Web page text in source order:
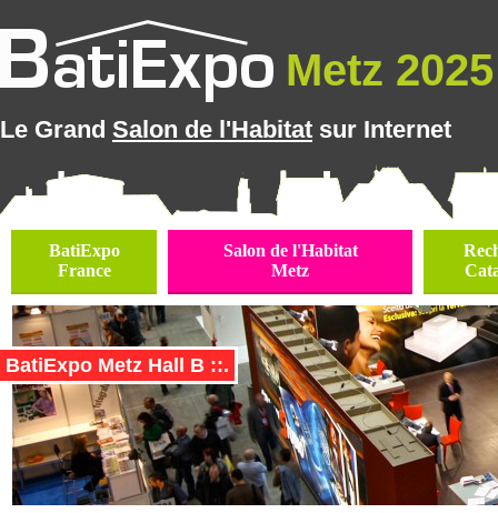
Metz
Le Grand Salon de l'Habitat sur Internet
BatiExpo
France
Salon de l'Habitat
Metz
BatiExpo Metz Hall B ::.